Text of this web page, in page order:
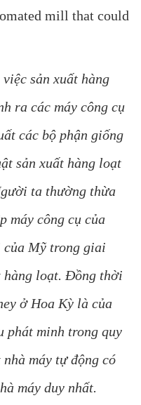
mill that could
sản xuất hàng
ra các máy công cụ
các bộ phận giống
sản xuất hàng loạt
ta thường thừa
máy công cụ của
của Mỹ trong giai
hàng loạt. Đồng thời
ở Hoa Kỳ là của
phát minh trong quy
máy tự động có
máy duy nhất.